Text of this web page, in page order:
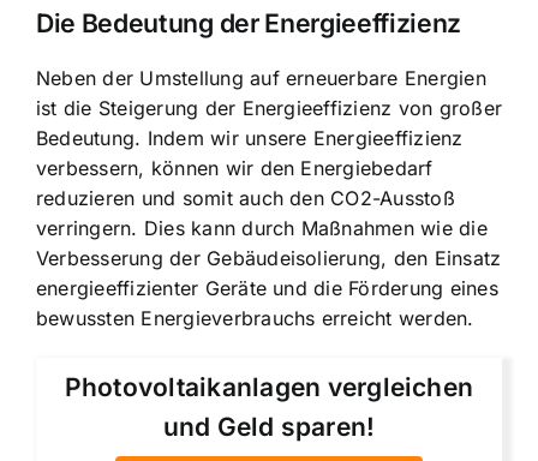
Die Bedeutung der Energieeffizienz
Neben der Umstellung auf erneuerbare Energien
ist die Steigerung der Energieeffizienz von großer
Bedeutung. Indem wir unsere Energieeffizienz
verbessern, können wir den Energiebedarf
reduzieren und somit auch den CO2-Ausstoß
verringern. Dies kann durch Maßnahmen wie die
Verbesserung der Gebäudeisolierung, den Einsatz
energieeffizienter Geräte und die Förderung eines
bewussten Energieverbrauchs erreicht werden.
Photovoltaikanlagen vergleichen
und Geld sparen!